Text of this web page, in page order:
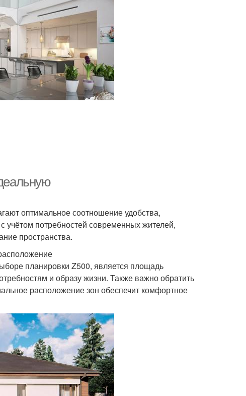
оптимальное соотношение удобства,
учётом потребностей современных жителей,
пространства.
планировки Z500, является площадь
и образу жизни. Также важно обратить
расположение зон обеспечит комфортное